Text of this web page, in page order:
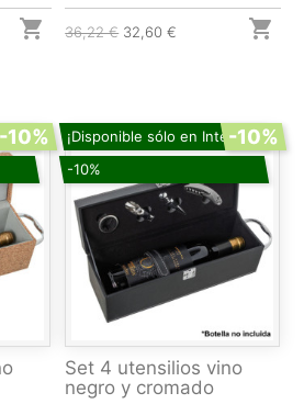
 36,22 € 32,60 € 
-10%
¡Disponible sólo en Internet!
-10%
-10%
Set 4 utensilios vino
negro y cromado